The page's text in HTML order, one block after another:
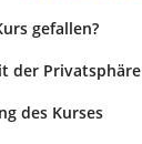
gefallen?
der Privatsphäre
des Kurses